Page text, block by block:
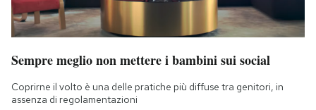
Sempre meglio non mettere i bambini sui social
Coprirne il volto è una delle pratiche più diffuse tra genitori, in
assenza di regolamentazioni